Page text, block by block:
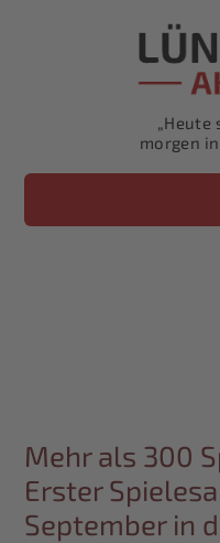
„Heute
morgen
Mehr als 300
Erster
September in